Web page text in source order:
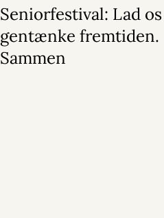
Seniorfestival: Lad os
gentænke fremtiden.
Sammen